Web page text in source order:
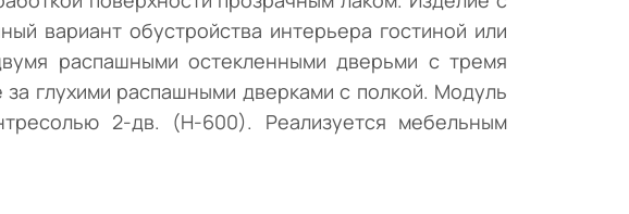
вариант обустройства интерьера гостиной или
распашными остекленными дверьми с тремя
глухими распашными дверками с полкой. Модуль
2-дв. (Н-600). Реализуется мебельным